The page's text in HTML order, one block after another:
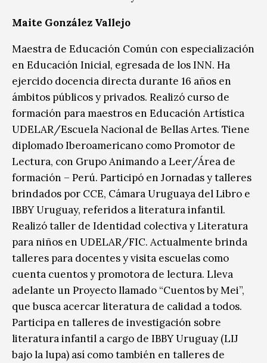
Maite González Vallejo
Maestra de Educación Común con especialización
en Educación Inicial, egresada de los INN. Ha
ejercido docencia directa durante 16 años en
ámbitos públicos y privados. Realizó curso de
formación para maestros en Educación Artística
UDELAR/Escuela Nacional de Bellas Artes. Tiene
diplomado Iberoamericano como Promotor de
Lectura, con Grupo Animando a Leer/Área de
formación – Perú. Participó en Jornadas y talleres
brindados por CCE, Cámara Uruguaya del Libro e
IBBY Uruguay, referidos a literatura infantil.
Realizó taller de Identidad colectiva y Literatura
para niños en UDELAR/FIC. Actualmente brinda
talleres para docentes y visita escuelas como
cuenta cuentos y promotora de lectura. Lleva
adelante un Proyecto llamado “Cuentos by Mei”,
que busca acercar literatura de calidad a todos.
Participa en talleres de investigación sobre
literatura infantil a cargo de IBBY Uruguay (LIJ
bajo la lupa) así como también en talleres de